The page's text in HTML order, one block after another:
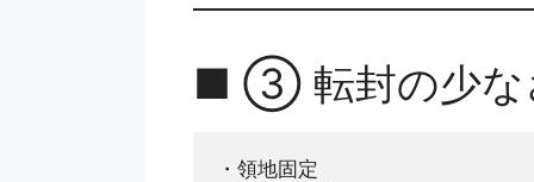
■ ③ 転封の少な
・領地固定